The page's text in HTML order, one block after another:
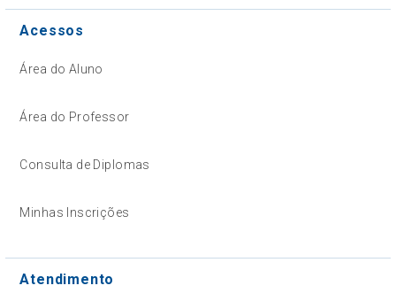
Acessos
Área do Aluno
Área do Professor
Consulta de Diplomas
Minhas Inscrições
Atendimento